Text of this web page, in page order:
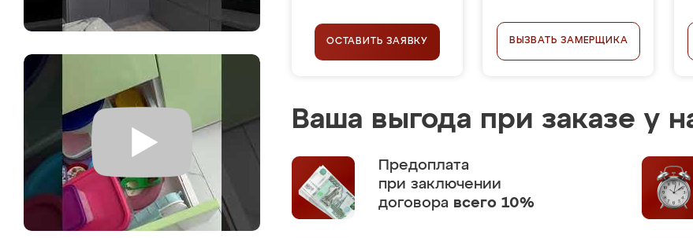
ОСТАВИТЬ ЗАЯВКУ ВЫЗВАТЬ ЗАМЕРЩИКА
Ваша выгода при заказе у
Предоплата
при заключении
договора всего 10%